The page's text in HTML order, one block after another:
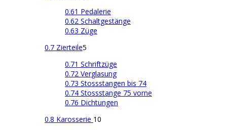
0.61 Pedalerie
0.62 Schaltgestänge
0.63 Züge
0.7 Zierteile5
0.71 Schriftzüge
0.72 Verglasung
0.73 Stossstangen bis 74
0.74 Stossstange 75 vorne
0.76 Dichtungen
0.8 Karosserie 10